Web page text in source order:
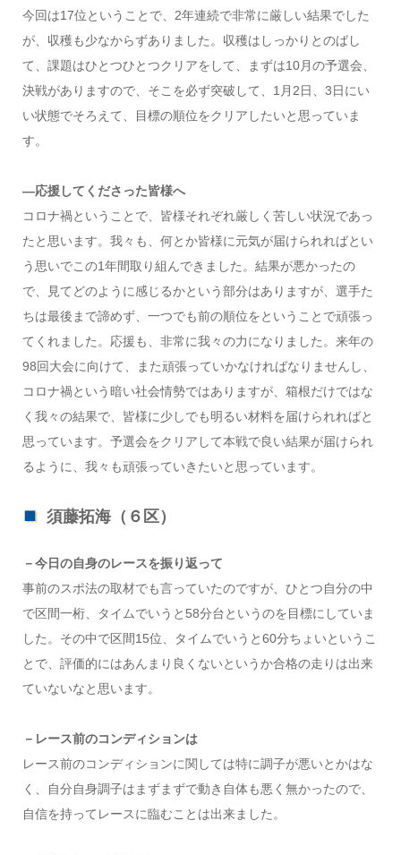
今回は17位ということで、2年連続で非常に厳しい結果でした
が、収穫も少なからずありました。収穫はしっかりとのばし
て、課題はひとつひとつクリアをして、まずは10月の予選会、
決戦がありますので、そこを必ず突破して、1月2日、3日にい
い状態でそろえて、目標の順位をクリアしたいと思っていま
す。
―応援してくださった皆様へ
コロナ禍ということで、皆様それぞれ厳しく苦しい状況であっ
たと思います。我々も、何とか皆様に元気が届けられればとい
う思いでこの1年間取り組んできました。結果が悪かったの
で、見てどのように感じるかという部分はありますが、選手た
ちは最後まで諦めず、一つでも前の順位をということで頑張っ
てくれました。応援も、非常に我々の力になりました。来年の
98回大会に向けて、また頑張っていかなければなりませんし、
コロナ禍という暗い社会情勢ではありますが、箱根だけではな
く我々の結果で、皆様に少しでも明るい材料を届けられればと
思っています。予選会をクリアして本戦で良い結果が届けられ
るように、我々も頑張っていきたいと思っています。
須藤拓海（６区）
－今日の自身のレースを振り返って
事前のスポ法の取材でも言っていたのですが、ひとつ自分の中
で区間一桁、タイムでいうと58分台というのを目標にしていま
した。その中で区間15位、タイムでいうと60分ちょいというこ
とで、評価的にはあんまり良くないというか合格の走りは出来
ていないなと思います。
－レース前のコンディションは
レース前のコンディションに関しては特に調子が悪いとかはな
く、自分自身調子はまずまずで動き自体も悪く無かったので、
自信を持ってレースに臨むことは出来ました。